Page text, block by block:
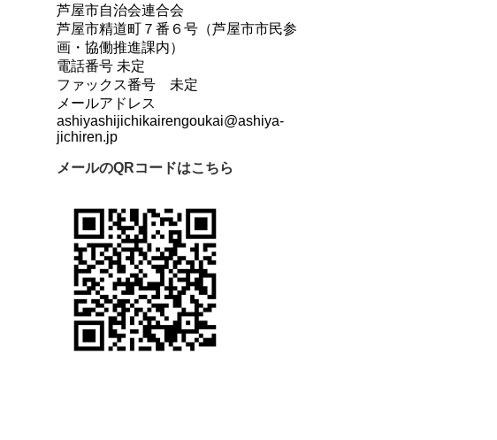
芦屋市自治会連合会
芦屋市精道町７番６号（芦屋市市民参
画・協働推進課内）
電話番号 未定
ファックス番号 未定
メールアドレス
ashiyashijichikairengoukai@ashiya-
jichiren.jp
メールのQRコードはこちら